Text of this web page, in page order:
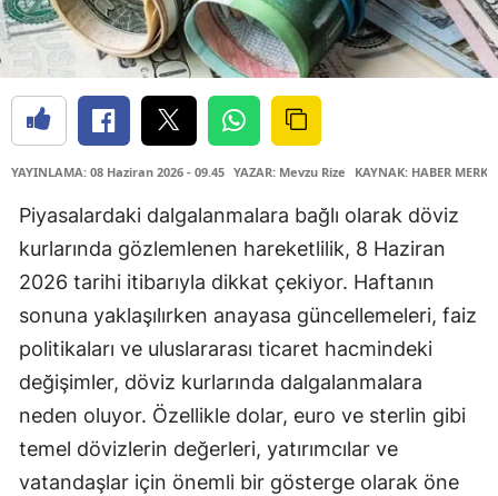
YAYINLAMA: 08 Haziran 2026 - 09.45 YAZAR: Mevzu Rize KAYNAK: HABER
Piyasalardaki dalgalanmalara bağlı olarak döviz
kurlarında gözlemlenen hareketlilik, 8 Haziran
2026 tarihi itibarıyla dikkat çekiyor. Haftanın
sonuna yaklaşılırken anayasa güncellemeleri, faiz
politikaları ve uluslararası ticaret hacmindeki
değişimler, döviz kurlarında dalgalanmalara
neden oluyor. Özellikle dolar, euro ve sterlin gibi
temel dövizlerin değerleri, yatırımcılar ve
vatandaşlar için önemli bir gösterge olarak öne